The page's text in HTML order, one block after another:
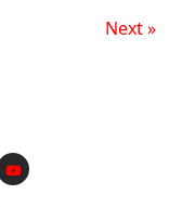
Next »